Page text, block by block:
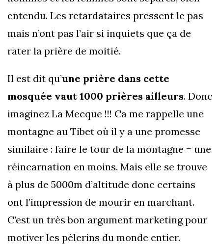
entendu. Les retardataires pressent le pas
mais n’ont pas l’air si inquiets que ça de
rater la prière de moitié.
Il est dit qu’une prière dans cette
mosquée vaut 1000 prières ailleurs. Donc
imaginez La Mecque !!! Ca me rappelle une
montagne au Tibet où il y a une promesse
similaire : faire le tour de la montagne = une
réincarnation en moins. Mais elle se trouve
à plus de 5000m d’altitude donc certains
ont l’impression de mourir en marchant.
C’est un très bon argument marketing pour
motiver les pèlerins du monde entier.